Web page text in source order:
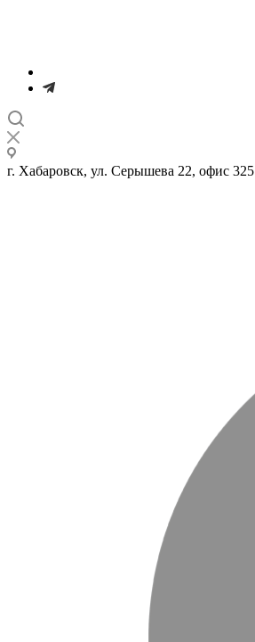
г. Хабаровск, ул. Серышева 22, офис 325